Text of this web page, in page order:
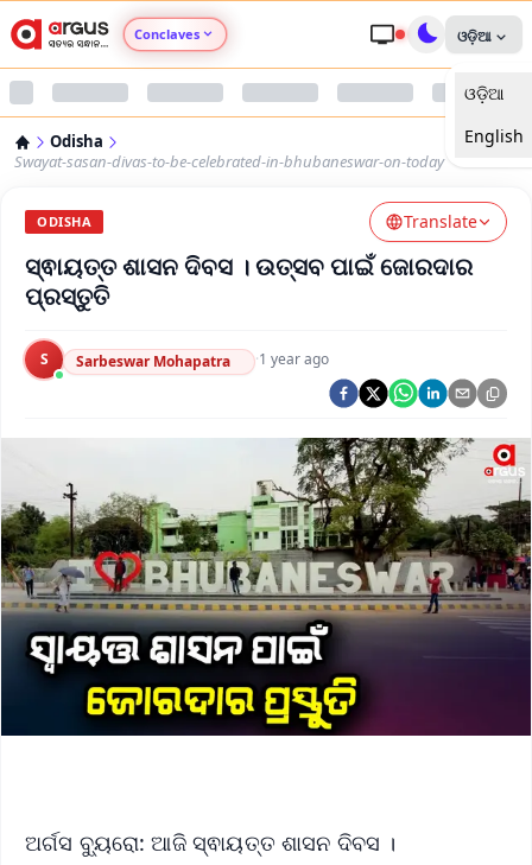
Conclaves
Argus Nari Shakti
Argus Health Connect
Argus Swaad Odisha
Argus Chalo Dekhein Apna Desh
ଓଡ଼ିଆ
ଓଡ଼ିଆ
English
Odisha
Swayat-sasan-divas-to-be-celebrated-in-bhubaneswar-on-today
ODISHA Translate
ସ୍ଵାୟତ୍ତ ଶାସନ ଦିବସ । ଉତ୍ସବ ପାଇଁ ଜୋରଦାର
ପ୍ରସ୍ତୁତି
S Sarbeswar Mohapatra ·1 year ago
ଅର୍ଗସ ବ୍ୟୁରୋ: ଆଜି ସ୍ଵାୟତ୍ତ ଶାସନ ଦିବସ ।